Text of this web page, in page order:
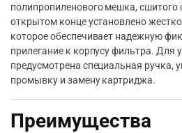
полипропиленового мешка, сшитого
открытом конце установлено
которое обеспечивает надежную
прилегание к корпусу фильтра. Для
предусмотрена специальная ручка,
промывку и замену картриджа.
Преимущества